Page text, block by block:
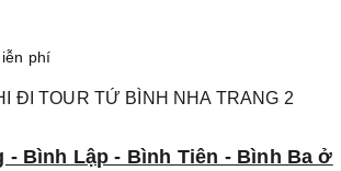
phí
ĐI TOUR TỨ BÌNH NHA TRANG 2
- Bình Lập - Bình Tiên - Bình Ba ở